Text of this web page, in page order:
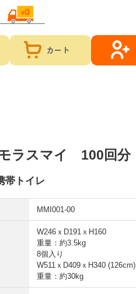
カート
ラスマイ 100回分
帯トイレ
MMI001-00
W246ｘD191ｘH160
重量：約3.5kg
8個入り
W511ｘD409ｘH340 (126cm)
重量：約30kg